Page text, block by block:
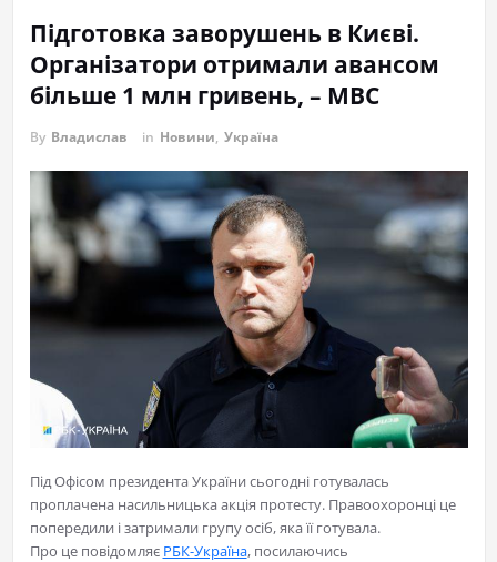
Підготовка заворушень в Києві.
Організатори отримали авансом
більше 1 млн гривень, – МВС
By Владислав in Новини, Україна
Під Офісом президента України сьогодні готувалась
проплачена насильницька акція протесту. Правоохоронці це
попередили і затримали групу осіб, яка її готувала.
Про це повідомляє РБК-Україна, посилаючись